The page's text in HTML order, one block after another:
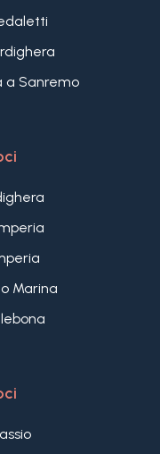
a Sanremo
Marina